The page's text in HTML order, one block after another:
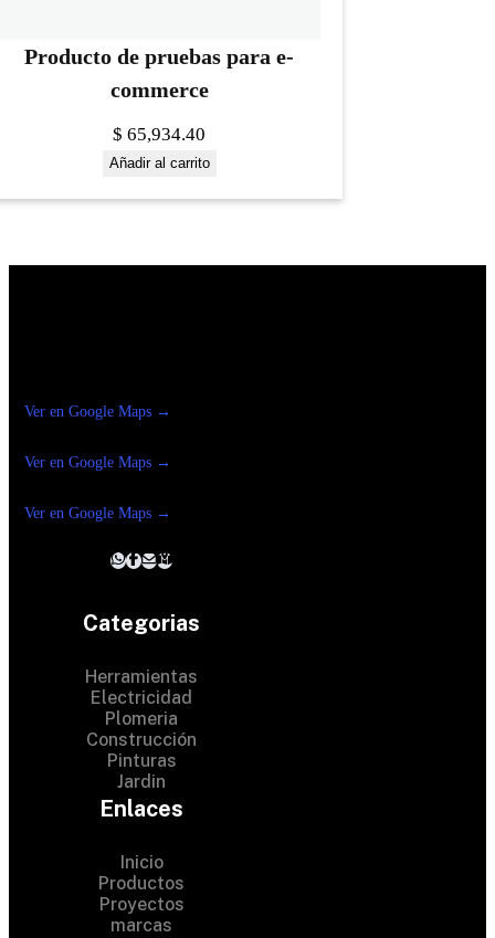
Producto de pruebas para e-
commerce
$ 65,934.40
Añadir al carrito
Ver en Google Maps →
Ver en Google Maps →
Ver en Google Maps →
Categorias
Herramientas
Electricidad
Plomeria
Construcción
Pinturas
Jardin
Enlaces
Inicio
Productos
Proyectos
marcas